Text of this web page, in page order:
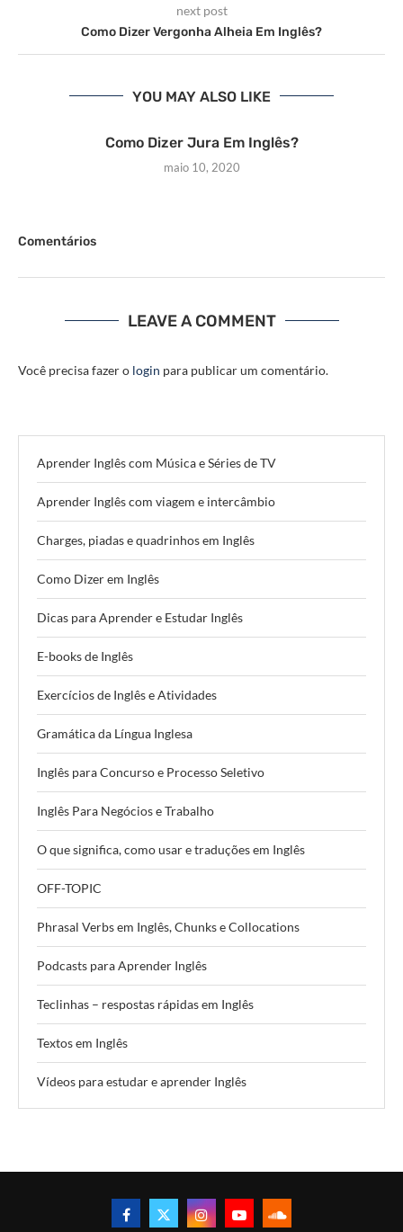
next post
Como Dizer Vergonha Alheia Em Inglês?
YOU MAY ALSO LIKE
Como Dizer Jura Em Inglês?
maio 10, 2020
Comentários
LEAVE A COMMENT
Você precisa fazer o login para publicar um comentário.
Aprender Inglês com Música e Séries de TV
Aprender Inglês com viagem e intercâmbio
Charges, piadas e quadrinhos em Inglês
Como Dizer em Inglês
Dicas para Aprender e Estudar Inglês
E-books de Inglês
Exercícios de Inglês e Atividades
Gramática da Língua Inglesa
Inglês para Concurso e Processo Seletivo
Inglês Para Negócios e Trabalho
O que significa, como usar e traduções em Inglês
OFF-TOPIC
Phrasal Verbs em Inglês, Chunks e Collocations
Podcasts para Aprender Inglês
Teclinhas – respostas rápidas em Inglês
Textos em Inglês
Vídeos para estudar e aprender Inglês